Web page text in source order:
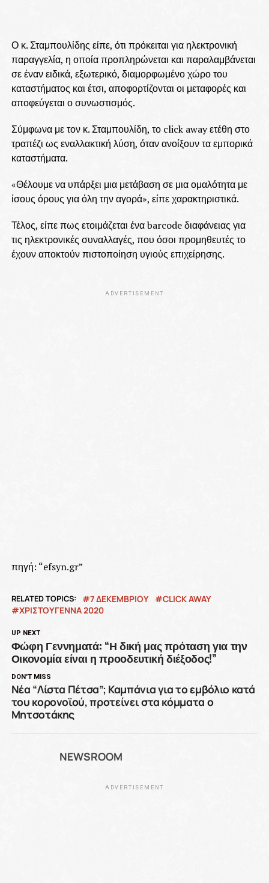
Ο κ. Σταμπουλίδης είπε, ότι πρόκειται για ηλεκτρονική
παραγγελία, η οποία προπληρώνεται και παραλαμβάνεται
σε έναν ειδικά, εξωτερικό, διαμορφωμένο χώρο του
καταστήματος και έτσι, αποφορτίζονται οι μεταφορές και
αποφεύγεται ο συνωστισμός.
Σύμφωνα με τον κ. Σταμπουλίδη, το click away ετέθη στο
τραπέζι ως εναλλακτική λύση, όταν ανοίξουν τα εμπορικά
καταστήματα.
«Θέλουμε να υπάρξει μια μετάβαση σε μια ομαλότητα με
ίσους όρους για όλη την αγορά», είπε χαρακτηριστικά.
Τέλος, είπε πως ετοιμάζεται ένα barcode διαφάνειας για
τις ηλεκτρονικές συναλλαγές, που όσοι προμηθευτές το
έχουν αποκτούν πιστοποίηση υγιούς επιχείρησης.
ADVERTISEMENT
πηγή: “efsyn.gr”
RELATED TOPICS: 7 ΔΕΚΕΜΒΡΙΟΥ
CLICK AWAY
ΧΡΙΣΤΟΥΓΕΝΝΑ 2020
UP NEXT
Φώφη Γεννηματά: “Η δική μας πρόταση για την
Οικονομία είναι η προοδευτική διέξοδος!”
DON'T MISS
Νέα “Λίστα Πέτσα”; Καμπάνια για το εμβόλιο κατά
του κορονοϊού, προτείνει στα κόμματα ο
Μητσοτάκης
NEWSROOM
ADVERTISEMENT